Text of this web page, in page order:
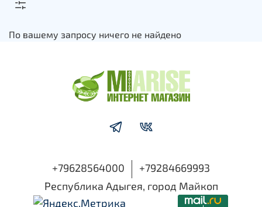
По вашему запросу ничего не найдено
+79628564000
+79284669993
Республика Адыгея, город Майкоп